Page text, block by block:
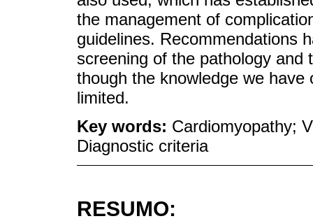
the management of
guidelines. Recommendations
screening of the pathology and
though the knowledge we
limited.
Key words: Cardiomyopathy;
Diagnostic criteria
RESUMO: